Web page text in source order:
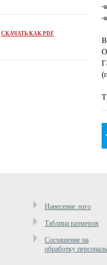
СКАЧАТЬ КАК PDF
-
-
Нанесение лого
Таблица размеров
Cоглашение на
обработку